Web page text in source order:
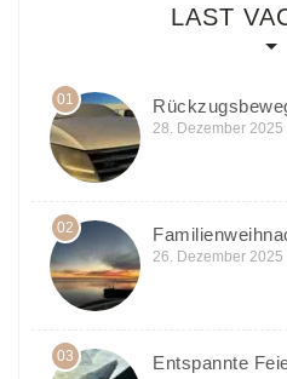
LAST
01
28. Dezember 2025
02
26. Dezember 2025
03
Entspannte